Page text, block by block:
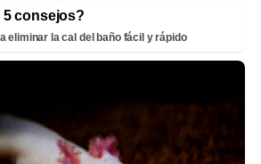
consejos?
eliminar la cal del baño fácil y rápido